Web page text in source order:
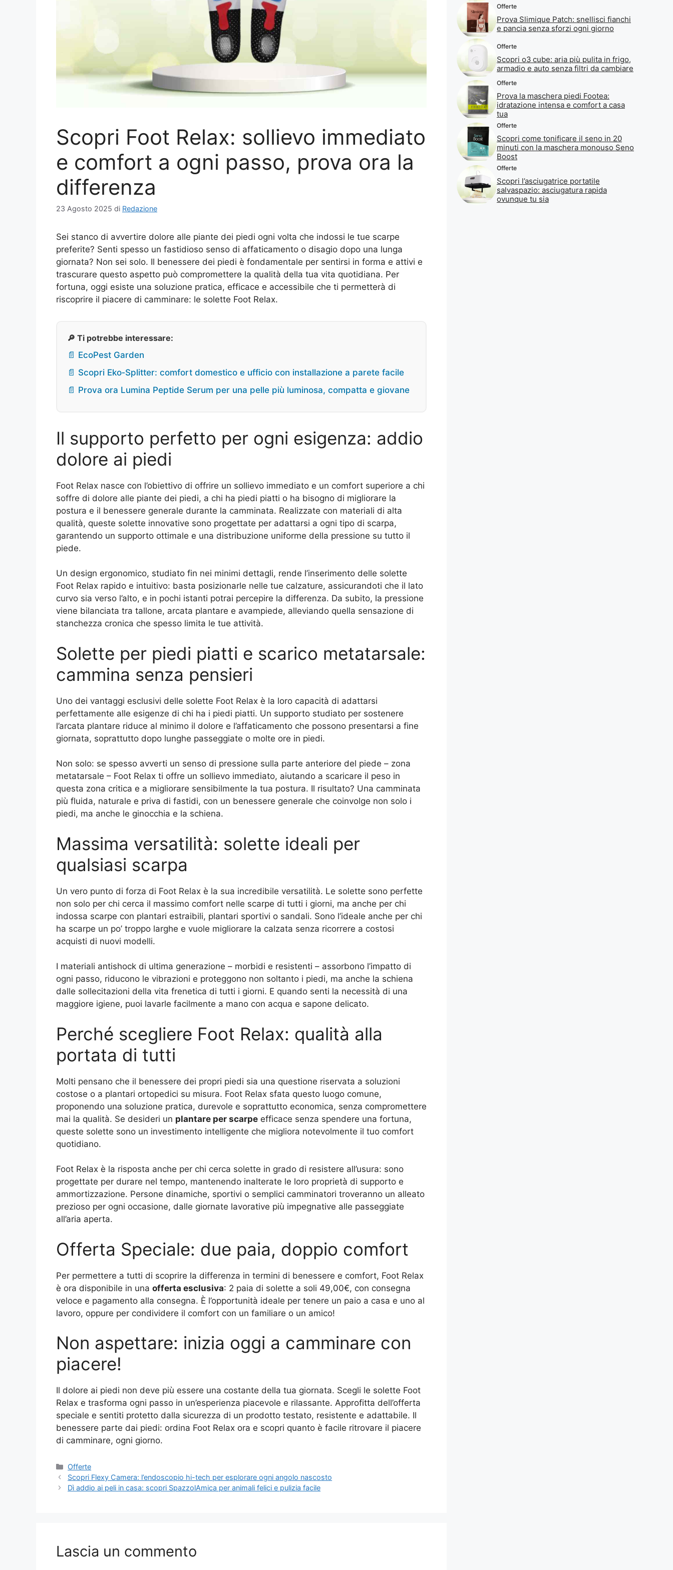
Scopri Foot Relax: sollievo immediato
e comfort a ogni passo, prova ora la
differenza
23 Agosto 2025 di Redazione
Sei stanco di avvertire dolore alle piante dei piedi ogni volta che indossi le tue scarpe
preferite? Senti spesso un fastidioso senso di affaticamento o disagio dopo una lunga
giornata? Non sei solo. Il benessere dei piedi è fondamentale per sentirsi in forma e attivi e
trascurare questo aspetto può compromettere la qualità della tua vita quotidiana. Per
fortuna, oggi esiste una soluzione pratica, efficace e accessibile che ti permetterà di
riscoprire il piacere di camminare: le solette Foot Relax.
🔎 Ti potrebbe interessare:
📄 EcoPest Garden
📄 Scopri Eko‑Splitter: comfort domestico e ufficio con installazione a parete facile
📄 Prova ora Lumina Peptide Serum per una pelle più luminosa, compatta e giovane
Il supporto perfetto per ogni esigenza: addio
dolore ai piedi
Foot Relax nasce con l’obiettivo di offrire un sollievo immediato e un comfort superiore a chi
soffre di dolore alle piante dei piedi, a chi ha piedi piatti o ha bisogno di migliorare la
postura e il benessere generale durante la camminata. Realizzate con materiali di alta
qualità, queste solette innovative sono progettate per adattarsi a ogni tipo di scarpa,
garantendo un supporto ottimale e una distribuzione uniforme della pressione su tutto il
piede.
Un design ergonomico, studiato fin nei minimi dettagli, rende l’inserimento delle solette
Foot Relax rapido e intuitivo: basta posizionarle nelle tue calzature, assicurandoti che il lato
curvo sia verso l’alto, e in pochi istanti potrai percepire la differenza. Da subito, la pressione
viene bilanciata tra tallone, arcata plantare e avampiede, alleviando quella sensazione di
stanchezza cronica che spesso limita le tue attività.
Solette per piedi piatti e scarico metatarsale:
cammina senza pensieri
Uno dei vantaggi esclusivi delle solette Foot Relax è la loro capacità di adattarsi
perfettamente alle esigenze di chi ha i piedi piatti. Un supporto studiato per sostenere
l’arcata plantare riduce al minimo il dolore e l’affaticamento che possono presentarsi a fine
giornata, soprattutto dopo lunghe passeggiate o molte ore in piedi.
Non solo: se spesso avverti un senso di pressione sulla parte anteriore del piede – zona
metatarsale – Foot Relax ti offre un sollievo immediato, aiutando a scaricare il peso in
questa zona critica e a migliorare sensibilmente la tua postura. Il risultato? Una camminata
più fluida, naturale e priva di fastidi, con un benessere generale che coinvolge non solo i
piedi, ma anche le ginocchia e la schiena.
Massima versatilità: solette ideali per
qualsiasi scarpa
Un vero punto di forza di Foot Relax è la sua incredibile versatilità. Le solette sono perfette
non solo per chi cerca il massimo comfort nelle scarpe di tutti i giorni, ma anche per chi
indossa scarpe con plantari estraibili, plantari sportivi o sandali. Sono l’ideale anche per chi
ha scarpe un po’ troppo larghe e vuole migliorare la calzata senza ricorrere a costosi
acquisti di nuovi modelli.
I materiali antishock di ultima generazione – morbidi e resistenti – assorbono l’impatto di
ogni passo, riducono le vibrazioni e proteggono non soltanto i piedi, ma anche la schiena
dalle sollecitazioni della vita frenetica di tutti i giorni. E quando senti la necessità di una
maggiore igiene, puoi lavarle facilmente a mano con acqua e sapone delicato.
Perché scegliere Foot Relax: qualità alla
portata di tutti
Molti pensano che il benessere dei propri piedi sia una questione riservata a soluzioni
costose o a plantari ortopedici su misura. Foot Relax sfata questo luogo comune,
proponendo una soluzione pratica, durevole e soprattutto economica, senza compromettere
mai la qualità. Se desideri un plantare per scarpe efficace senza spendere una fortuna,
queste solette sono un investimento intelligente che migliora notevolmente il tuo comfort
quotidiano.
Foot Relax è la risposta anche per chi cerca solette in grado di resistere all’usura: sono
progettate per durare nel tempo, mantenendo inalterate le loro proprietà di supporto e
ammortizzazione. Persone dinamiche, sportivi o semplici camminatori troveranno un alleato
prezioso per ogni occasione, dalle giornate lavorative più impegnative alle passeggiate
all’aria aperta.
Offerta Speciale: due paia, doppio comfort
Per permettere a tutti di scoprire la differenza in termini di benessere e comfort, Foot Relax
è ora disponibile in una offerta esclusiva: 2 paia di solette a soli 49,00€, con consegna
veloce e pagamento alla consegna. È l’opportunità ideale per tenere un paio a casa e uno al
lavoro, oppure per condividere il comfort con un familiare o un amico!
Non aspettare: inizia oggi a camminare con
piacere!
Il dolore ai piedi non deve più essere una costante della tua giornata. Scegli le solette Foot
Relax e trasforma ogni passo in un’esperienza piacevole e rilassante. Approfitta dell’offerta
speciale e sentiti protetto dalla sicurezza di un prodotto testato, resistente e adattabile. Il
benessere parte dai piedi: ordina Foot Relax ora e scopri quanto è facile ritrovare il piacere
di camminare, ogni giorno.
Categorie
Offerte
Scopri Flexy Camera: l’endoscopio hi-tech per esplorare ogni angolo nascosto
Dì addio ai peli in casa: scopri SpazzolAmica per animali felici e pulizia facile
Lascia un commento
Offerte
Prova Slimique Patch: snellisci fianchi
e pancia senza sforzi ogni giorno
Offerte
Scopri o3 cube: aria più pulita in frigo,
armadio e auto senza filtri da cambiare
Offerte
Prova la maschera piedi Footea:
idratazione intensa e comfort a casa
tua
Offerte
Scopri come tonificare il seno in 20
minuti con la maschera monouso Seno
Boost
Offerte
Scopri l’asciugatrice portatile
salvaspazio: asciugatura rapida
ovunque tu sia